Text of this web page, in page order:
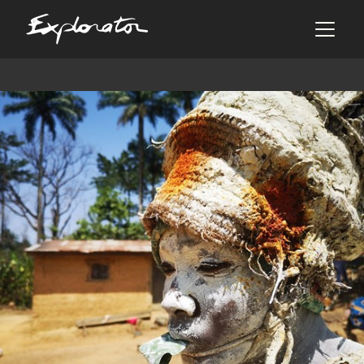
Les pays
AFRIQUE DU SUD
ALBANIE
ALGÉRIE
ANGOLA
ARABIE SAOUDITE
ARGENTINE
ARMÉNIE
AZERBAÏDJAN
BANGLADESH
BÉNIN